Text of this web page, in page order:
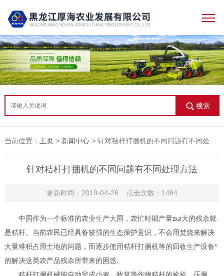
搜索
当前位置： 主页> 新闻中心> 针对秸杆打捆机的不同问题有不同处理方法
针对秸杆打捆机的不同问题有不同处理方法
更新时间：2019-04-26 点击次数：1484
中国作为一个标准的农业生产大国，农忙时期产量zui大的残余就
是秸杆。当前农民已经具备较强的生态保护意识，不会用焚烧来解决
大量堆积占用土地的问题，而逐步使用秸杆打捆机等的回收生产设备*
的解决这类农产品残余所带来的困惑。